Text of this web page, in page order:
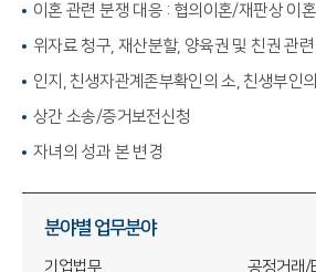
이혼 관련 분쟁 대응 : 협의이혼/재판상 이혼
위자료 청구, 재산분할, 양육권 및 친권 관
인지, 친생자관계존부확인의 소, 친생부인
상간 소송/증거보전신청
자녀의 성과 본 변경
분야별 업무분야
기업법무
공정거래/